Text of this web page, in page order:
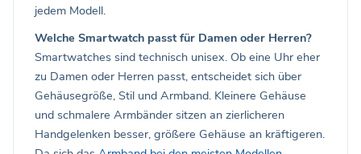
jedem Modell.
Welche Smartwatch passt für Damen oder Herren?
Smartwatches sind technisch unisex. Ob eine Uhr eher
zu Damen oder Herren passt, entscheidet sich über
Gehäusegröße, Stil und Armband. Kleinere Gehäuse
und schmalere Armbänder sitzen an zierlicheren
Handgelenken besser, größere Gehäuse an kräftigeren.